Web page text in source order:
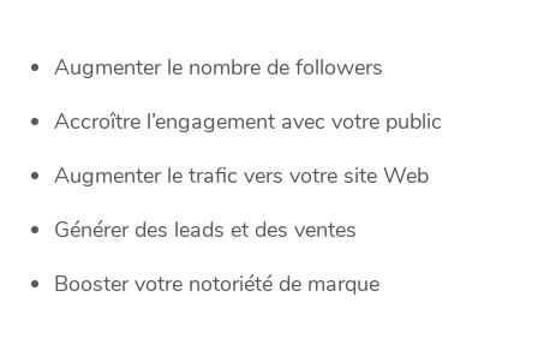
Augmenter le nombre de followers
Accroître l’engagement avec votre public
Augmenter le trafic vers votre site Web
Générer des leads et des ventes
Booster votre notoriété de marque